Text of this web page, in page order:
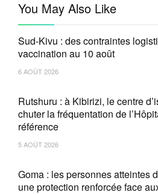
You May Also Like
Sud-Kivu : des contraintes
vaccination au 10 août
6 AOÛT 2026
Rutshuru : à Kibirizi, le centre
chuter la fréquentation de
référence
5 AOÛT 2026
Goma : les personnes atteintes
une protection renforcée face